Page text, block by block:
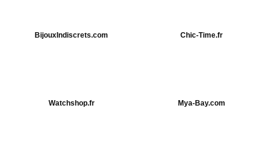
BijouxIndiscrets.com Chic-Time.fr
Watchshop.fr Mya-Bay.com